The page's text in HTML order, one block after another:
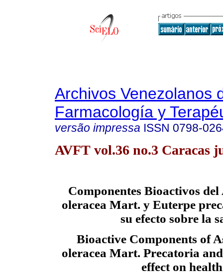
Archivos Venezolanos
Farmacología y
versão impressa ISSN 0798-
AVFT vol.36 no.3 Caracas
Componentes Bioactivos
oleracea Mart. y Euterpe
su efecto sobre la
Bioactive Components of
oleracea Mart. Precatoria
effect on health